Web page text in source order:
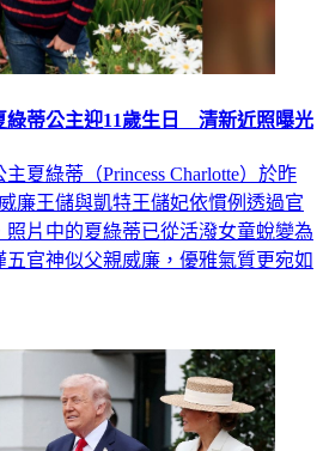
綠蒂公主迎11歲生日 清新近照曝光
夏綠蒂（Princess Charlotte）於昨
廉王儲與凱特王儲妃依慣例透過官
片中的夏綠蒂已從活潑女童蛻變為
官神似父親威廉，優雅氣質更宛如